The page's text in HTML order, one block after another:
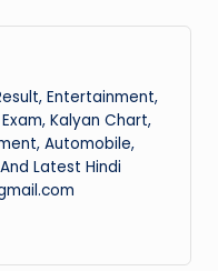
Entertainment,
Kalyan Chart,
Automobile,
Latest Hindi